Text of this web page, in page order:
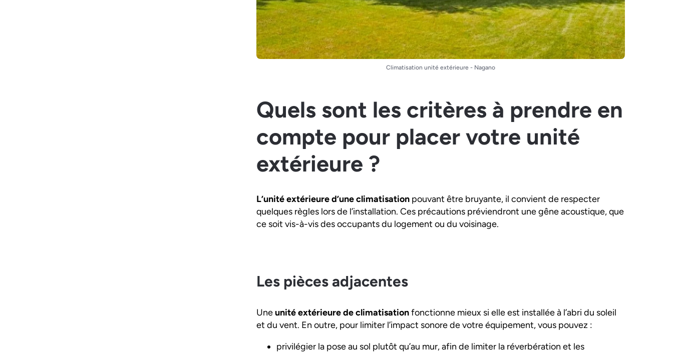
Climatisation unité extérieure - Nagano
Quels sont les critères à prendre en
compte pour placer votre unité
extérieure ?
L’unité extérieure d’une climatisation pouvant être bruyante, il convient de respecter
quelques règles lors de l’installation. Ces précautions préviendront une gêne acoustique, que
ce soit vis-à-vis des occupants du logement ou du voisinage.
Les pièces adjacentes
Uneunité extérieure de climatisationfonctionne mieux si elle est installée à l’abri du soleil
et du vent. En outre, pour limiter l’impact sonore de votre équipement, vous pouvez :
privilégier la pose au sol plutôt qu’au mur, afin de limiter la réverbération et les